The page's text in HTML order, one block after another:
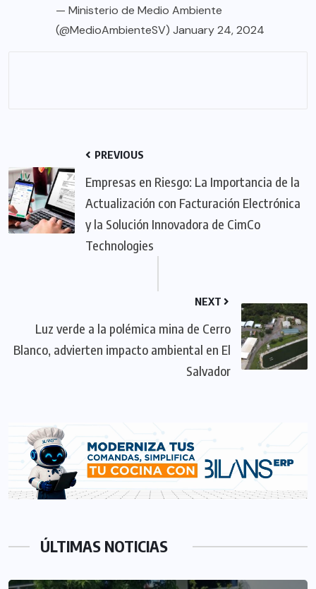
— Ministerio de Medio Ambiente
(@MedioAmbienteSV) January 24, 2024
PREVIOUS
Empresas en Riesgo: La Importancia de la
Actualización con Facturación Electrónica
y la Solución Innovadora de CimCo
Technologies
NEXT
Luz verde a la polémica mina de Cerro
Blanco, advierten impacto ambiental en El
Salvador
ÚLTIMAS NOTICIAS